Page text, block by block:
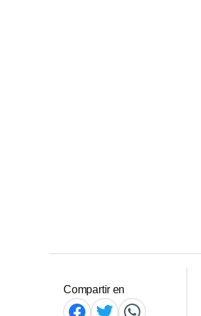
Compartir en